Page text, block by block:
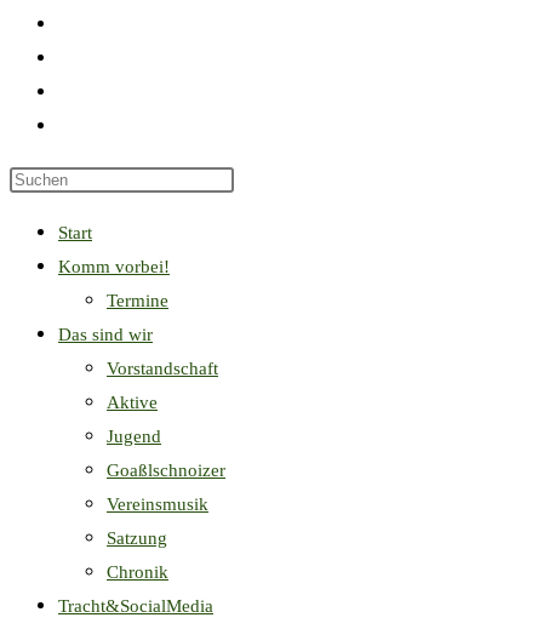
Start
Komm vorbei!
Termine
Das sind wir
Vorstandschaft
Aktive
Jugend
Goaßlschnoizer
Vereinsmusik
Satzung
Chronik
Tracht&SocialMedia